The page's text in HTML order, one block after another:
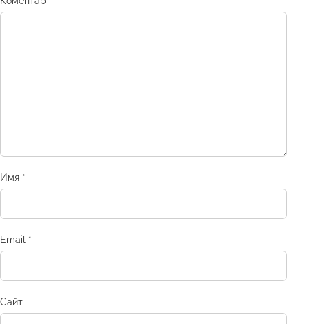
Имя *
Email *
Сайт